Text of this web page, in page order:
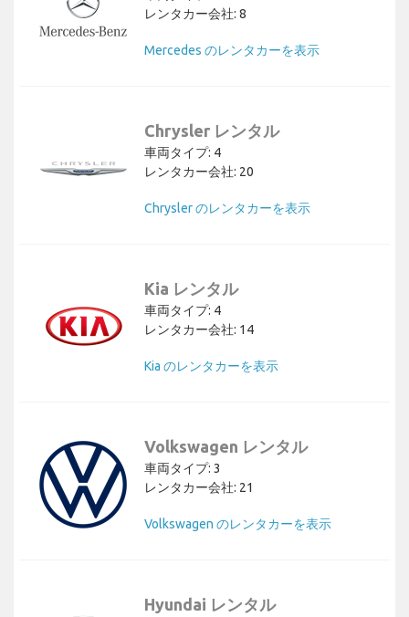
レンタカー会社: 8
Mercedes のレンタカーを表示
Chrysler レンタル
車両タイプ: 4
レンタカー会社: 20
Chrysler のレンタカーを表示
Kia レンタル
車両タイプ: 4
レンタカー会社: 14
Kia のレンタカーを表示
Volkswagen レンタル
車両タイプ: 3
レンタカー会社: 21
Volkswagen のレンタカーを表示
Hyundai レンタル